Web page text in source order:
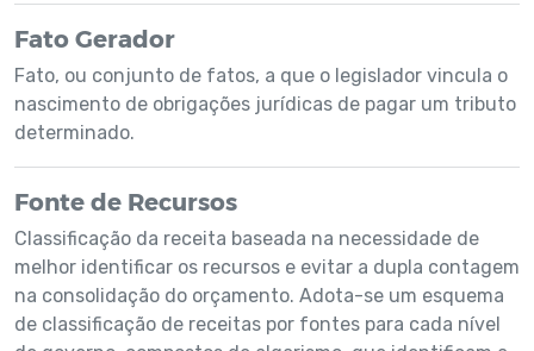
Fato Gerador
Fato, ou conjunto de fatos, a que o legislador vincula o
nascimento de obrigações jurídicas de pagar um tributo
determinado.
Fonte de Recursos
Classificação da receita baseada na necessidade de
melhor identificar os recursos e evitar a dupla contagem
na consolidação do orçamento. Adota-se um esquema
de classificação de receitas por fontes para cada nível